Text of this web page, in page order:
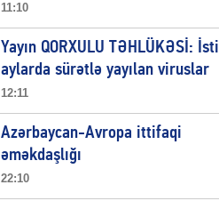
11:10
Yayın QORXULU TƏHLÜKƏSİ: İsti
aylarda sürətlə yayılan viruslar
12:11
Azərbaycan-Avropa ittifaqi
əməkdaşlığı
22:10